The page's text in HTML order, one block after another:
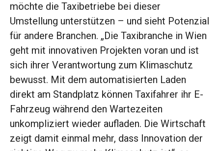
möchte die Taxibetriebe bei dieser
Umstellung unterstützen – und sieht Potenzial
für andere Branchen. „Die Taxibranche in Wien
geht mit innovativen Projekten voran und ist
sich ihrer Verantwortung zum Klimaschutz
bewusst. Mit dem automatisierten Laden
direkt am Standplatz können Taxifahrer ihr E-
Fahrzeug während den Wartezeiten
unkompliziert wieder aufladen. Die Wirtschaft
zeigt damit einmal mehr, dass Innovation der